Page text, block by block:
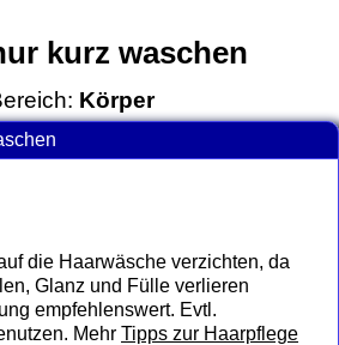
kurz waschen
Körper
die Haarwäsche verzichten, da
Glanz und Fülle verlieren
empfehlenswert. Evtl.
Mehr Tipps zur Haarpflege